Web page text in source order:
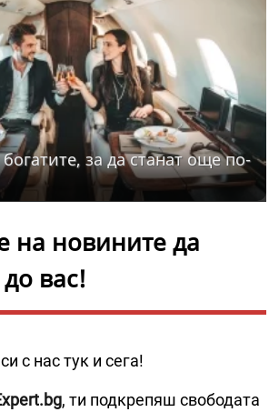
за да станат още по-
на новините да
вас!
с нас тук и сега!
, ти подкрепяш свободата